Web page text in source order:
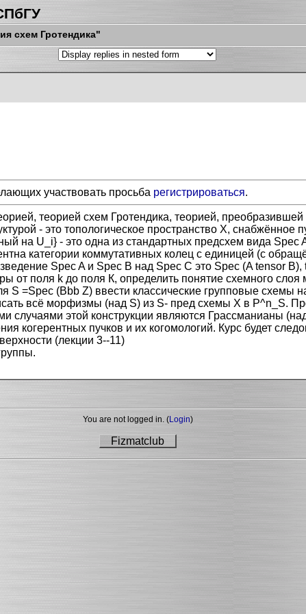
схем Гротендика"
участвовать просьба регистрироваться.
теорией схем Гротендика, теорией,
- это топологическое пространство Х, снабжённое
на U_i} - это одна из стандартных предсхем вида
категории коммутативных колец с единицей (с
Spec A и Spec B над Spec C это Spec (A tensor
от поля k до поля К, определить понятие схемного
S =Spec (Bbb Z) ввести классические групповые схемы
всё морфизмы (над S) из S- пред схемы X в P^n_S.
случаями этой конструкции являются Грассманианы
когерентных пучков и их когомологий. Курс будет
(лекции 3--11)
You are not logged in. (Login)
Fizmatclub